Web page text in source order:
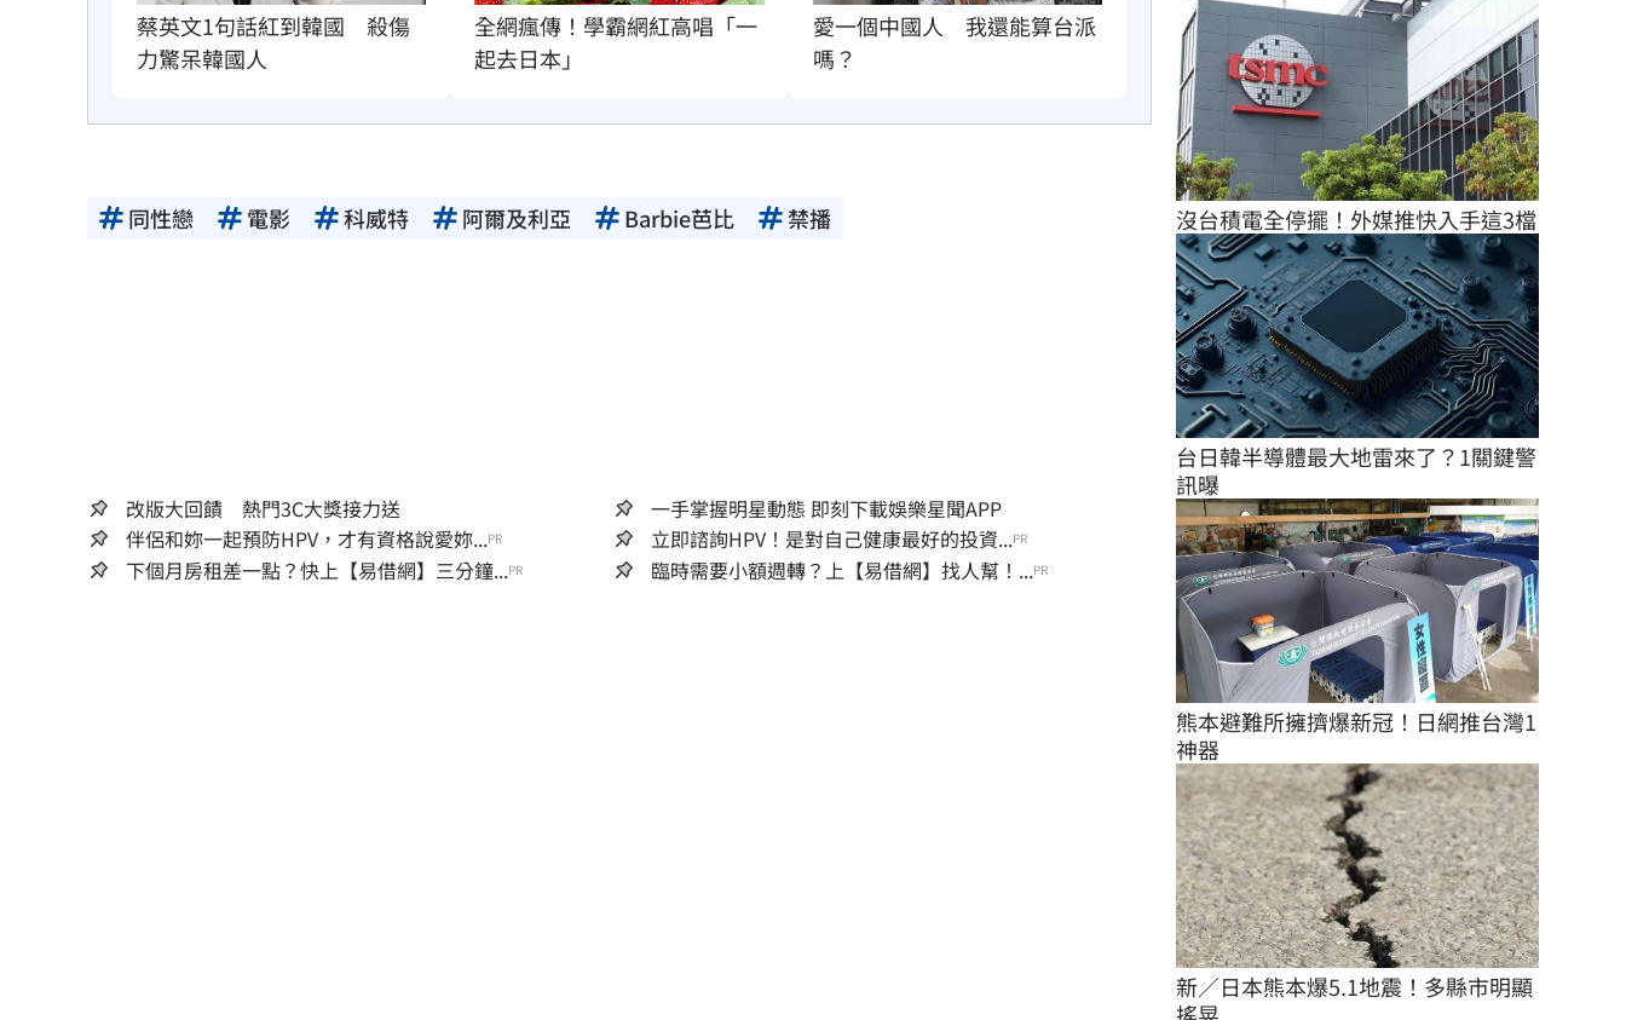
蔡英文1句話紅到韓國　殺傷
力驚呆韓國人
全網瘋傳！學霸網紅高唱「一
起去日本」
愛一個中國人　我還能算台派
嗎？
同性戀 電影 科威特 阿爾及利亞 Barbie芭比 禁播
改版大回饋 熱門3C大獎接力送
一手掌握明星動態 即刻下載娛樂星聞APP
伴侶和妳一起預防HPV，才有資格說愛妳...PR 立即諮詢HPV！是對自己健康最好的投資...PR
下個月房租差一點？快上【易借網】三分鐘...PR 臨時需要小額週轉？上【易借網】找人幫！...PR
沒台積電全停擺！外媒推快入手這3檔
台日韓半導體最大地雷來了？1關鍵警
訊曝
熊本避難所擁擠爆新冠！日網推台灣1
神器
新／日本熊本爆5.1地震！多縣市明顯
搖晃